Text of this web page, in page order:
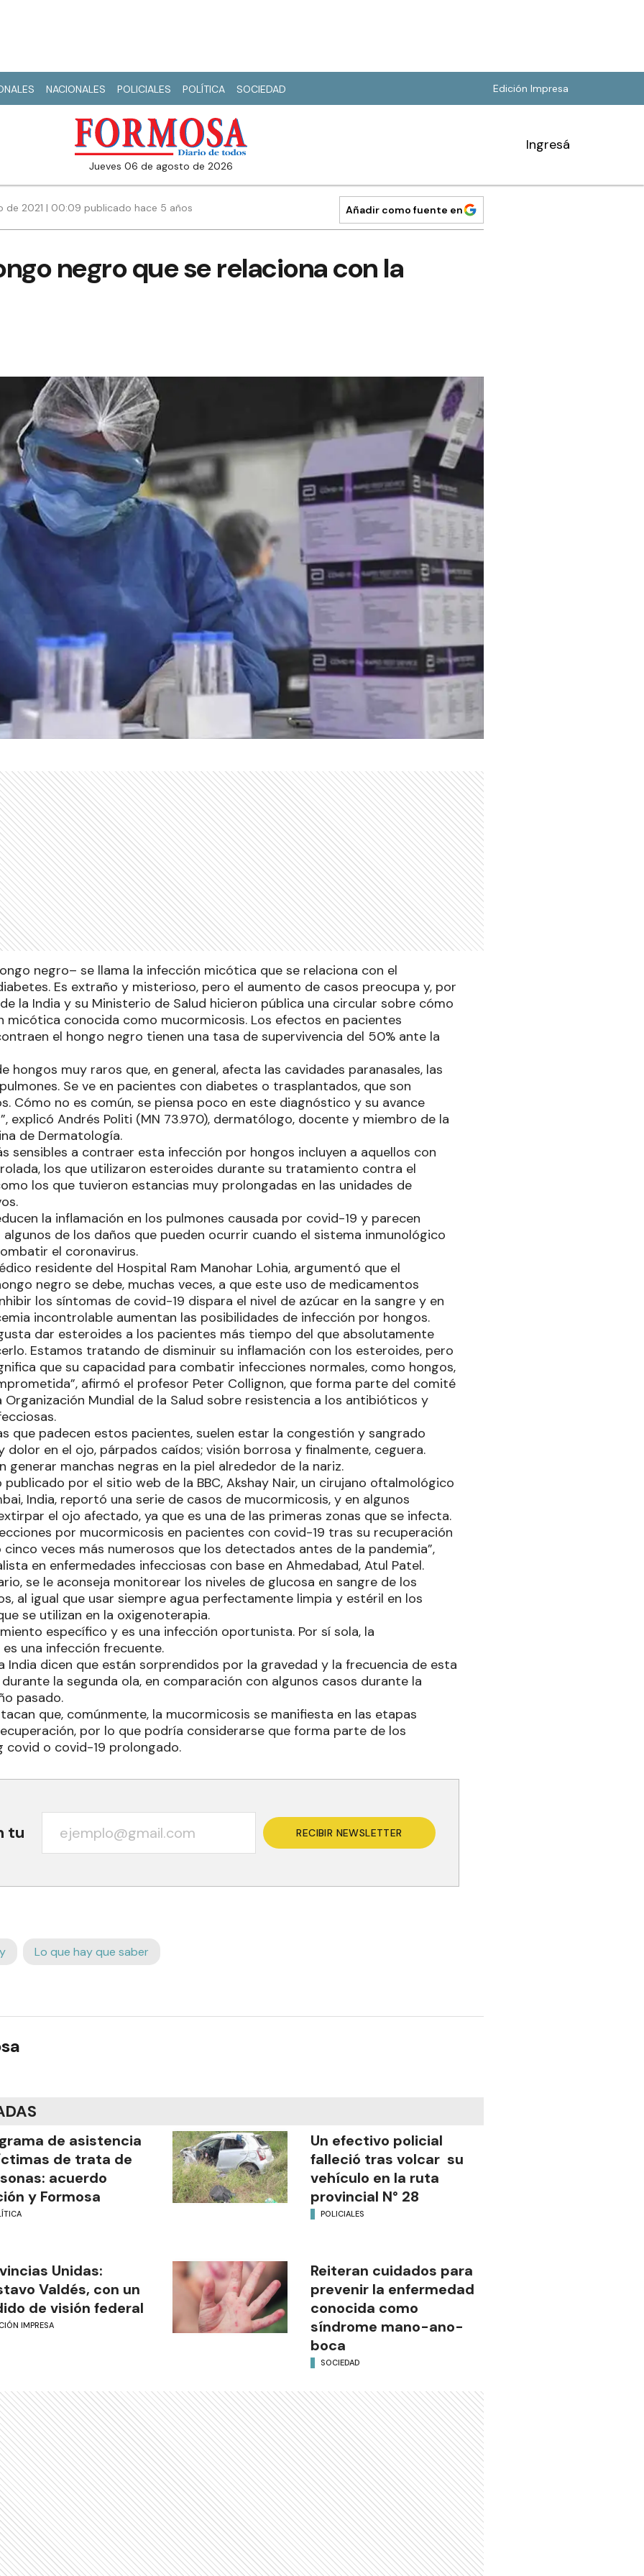
NACIONALES POLICIALES POLÍTICA SOCIEDAD Edición Impresa
jueves 06 de agosto de 2026
Ingresá
de 2021 | 00:09 publicado hace 5 años Añadir como fuente en
negro que se relaciona con la
negro– se llama la infección micótica que se relaciona con el
Es extraño y misterioso, pero el aumento de casos preocupa y, por
la India y su Ministerio de Salud hicieron pública una circular sobre cómo
micótica conocida como mucormicosis. Los efectos en pacientes
el hongo negro tienen una tasa de supervivencia del 50% ante la
hongos muy raros que, en general, afecta las cavidades paranasales, las
Se ve en pacientes con diabetes o trasplantados, que son
Cómo no es común, se piensa poco en este diagnóstico y su avance
explicó Andrés Politi (MN 73.970), dermatólogo, docente y miembro de la
de Dermatología.
sensibles a contraer esta infección por hongos incluyen a aquellos con
los que utilizaron esteroides durante su tratamiento contra el
los que tuvieron estancias muy prolongadas en las unidades de
la inflamación en los pulmones causada por covid-19 y parecen
de los daños que pueden ocurrir cuando el sistema inmunológico
el coronavirus.
residente del Hospital Ram Manohar Lohia, argumentó que el
negro se debe, muchas veces, a que este uso de medicamentos
los síntomas de covid-19 dispara el nivel de azúcar en la sangre y en
incontrolable aumentan las posibilidades de infección por hongos.
dar esteroides a los pacientes más tiempo del que absolutamente
Estamos tratando de disminuir su inflamación con los esteroides, pero
que su capacidad para combatir infecciones normales, como hongos,
afirmó el profesor Peter Collignon, que forma parte del comité
Mundial de la Salud sobre resistencia a los antibióticos y
que padecen estos pacientes, suelen estar la congestión y sangrado
dolor en el ojo, párpados caídos; visión borrosa y finalmente, ceguera.
generar manchas negras en la piel alrededor de la nariz.
por el sitio web de la BBC, Akshay Nair, un cirujano oftalmológico
India, reportó una serie de casos de mucormicosis, y en algunos
el ojo afectado, ya que es una de las primeras zonas que se infecta.
por mucormicosis en pacientes con covid-19 tras su recuperación
veces más numerosos que los detectados antes de la pandemia”,
en enfermedades infecciosas con base en Ahmedabad, Atul Patel.
se le aconseja monitorear los niveles de glucosa en sangre de los
al igual que usar siempre agua perfectamente limpia y estéril en los
se utilizan en la oxigenoterapia.
específico y es una infección oportunista. Por sí sola, la
una infección frecuente.
India dicen que están sorprendidos por la gravedad y la frecuencia de esta
la segunda ola, en comparación con algunos casos durante la
pasado.
que, comúnmente, la mucormicosis se manifiesta en las etapas
por lo que podría considerarse que forma parte de los
covid o covid-19 prolongado.
tu RECIBIR NEWSLETTER
Lo que hay que saber
de asistencia
de trata de
acuerdo
y Formosa
Un efectivo policial
falleció tras volcar su
vehículo en la ruta
provincial N° 28
POLICIALES
Unidas:
Valdés, con un
de visión federal
IMPRESA
Reiteran cuidados para
prevenir la enfermedad
conocida como
síndrome mano-ano-
boca
SOCIEDAD